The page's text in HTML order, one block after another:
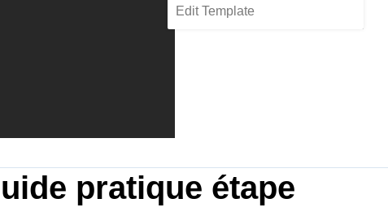
Edit Template
pratique étape